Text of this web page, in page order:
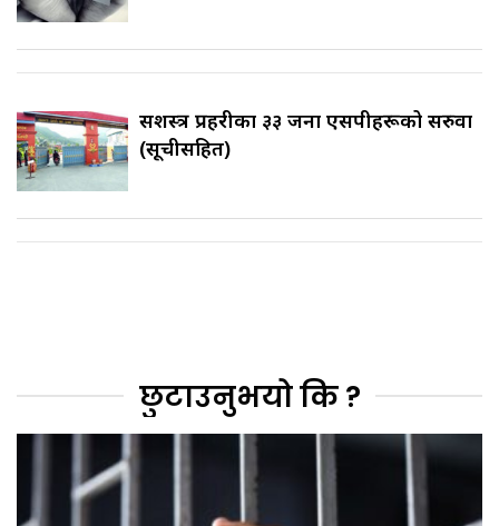
सशस्त्र प्रहरीका ३३ जना एसपीहरूको सरुवा
(सूचीसहित)
छुटाउनुभयो कि ?